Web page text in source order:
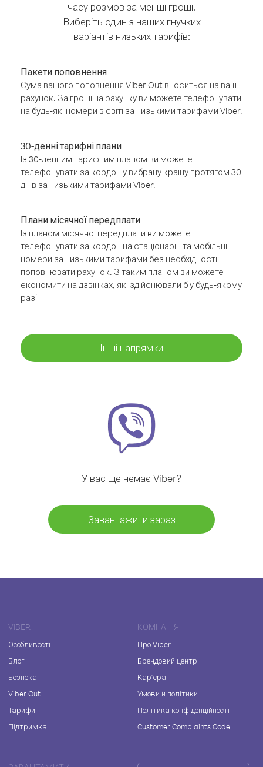
часу розмов за менші гроші.
Виберіть один з наших гнучких
варіантів низьких тарифів:
Пакети поповнення
Сума вашого поповнення Viber Out вноситься на ваш
рахунок. За гроші на рахунку ви можете телефонувати
на будь-які номери в світі за низькими тарифами Viber.
30-денні тарифні плани
Із 30-денним тарифним планом ви можете
телефонувати за кордон у вибрану країну протягом 30
днів за низькими тарифами Viber.
Плани місячної передплати
Із планом місячної передплати ви можете
телефонувати за кордон на стаціонарні та мобільні
номери за низькими тарифами без необхідності
поповнювати рахунок. З таким планом ви можете
економити на дзвінках, які здійснювали б у будь-якому
разі
Інші напрямки
У вас ще немає Viber?
Завантажити зараз
VIBER
Особливості
Блог
Безпека
Viber Out
Тарифи
Підтримка
КОМПАНІЯ
Про Viber
Брендовий центр
Кар'єра
Умови й політики
Політика конфіденційності
Customer Complaints Code